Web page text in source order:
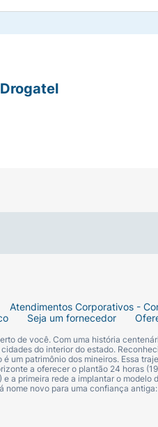
Atendimentos Corporativos -
Seja um fornecedor
de você. Com uma história
do interior do estado.
um patrimônio dos mineiros. Essa
a oferecer o plantão 24 horas
a primeira rede a implantar o
nome novo para uma confiança